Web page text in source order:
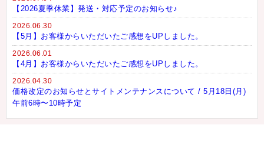
【2026夏季休業】発送・対応予定のお知らせ♪
2026.06.30
【5月】お客様からいただいたご感想をUPしました。
2026.06.01
【4月】お客様からいただいたご感想をUPしました。
2026.04.30
価格改定のお知らせとサイトメンテナンスについて / 5月18日(月)
午前6時〜10時予定